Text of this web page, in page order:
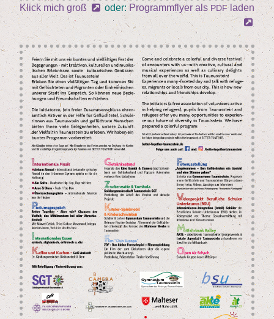
Klick mich groß oder:Pro­gramm­fly­er alsPDFladen